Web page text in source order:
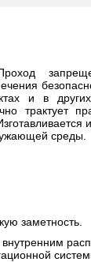
и в
трактует
среды.
заметность.
внутренним